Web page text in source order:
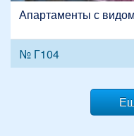
Апартаменты с
№ Г104